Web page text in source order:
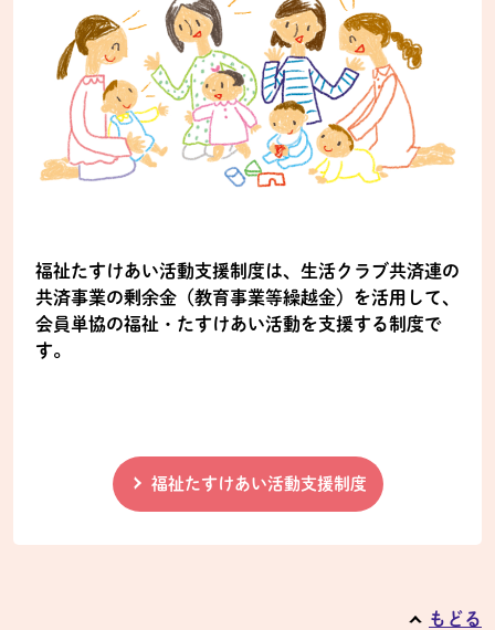
福祉たすけあい活動支援制度は、生活クラブ共済連の
共済事業の剰余金（教育事業等繰越金）を活用して、
会員単協の福祉・たすけあい活動を支援する制度で
す。
福祉たすけあい活動支援制度
もどる